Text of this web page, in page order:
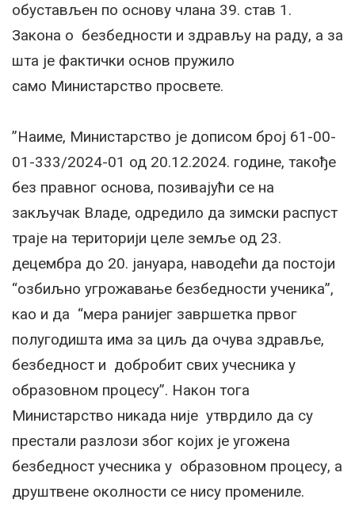
обустављен по основу члана 39. став 1.
Закона о безбедности и здрављу на раду, а за
шта је фактички основ пружило
само Министарство просвете.
”Наиме, Министарство је дописом број 61-00-
01-333/2024-01 од 20.12.2024. године, такође
без правног основа, позивајући се на
закључак Владе, одредило да зимски распуст
траје на територији целе земље од 23.
децембра до 20. јануара, наводећи да постоји
“озбиљно угрожавање безбедности ученика”,
као и да “мера ранијег завршетка првог
полугодишта има за циљ да очува здравље,
безбедност и добробит свих учесника у
образовном процесу”. Након тога
Министарство никада није утврдило да су
престали разлози због којих је угожена
безбедност учесника у образовном процесу, а
друштвене околности се нису промениле.